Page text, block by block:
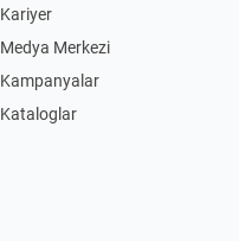
Kariyer
Medya Merkezi
Kampanyalar
Kataloglar